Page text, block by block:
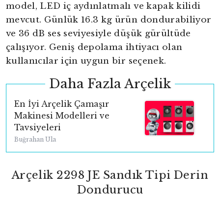
model, LED iç aydınlatmalı ve kapak kilidi
mevcut. Günlük 16.3 kg ürün dondurabiliyor
ve 36 dB ses seviyesiyle düşük gürültüde
çalışıyor. Geniş depolama ihtiyacı olan
kullanıcılar için uygun bir seçenek.
Daha Fazla Arçelik
En İyi Arçelik Çamaşır
Makinesi Modelleri ve
Tavsiyeleri
Buğrahan Ula
Arçelik 2298 JE Sandık Tipi Derin
Dondurucu